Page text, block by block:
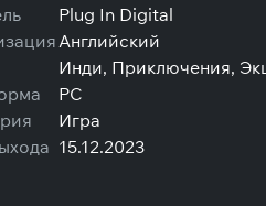
Plug In Digital
Английский
Инди, Приключения,
PC
Игра
15.12.2023